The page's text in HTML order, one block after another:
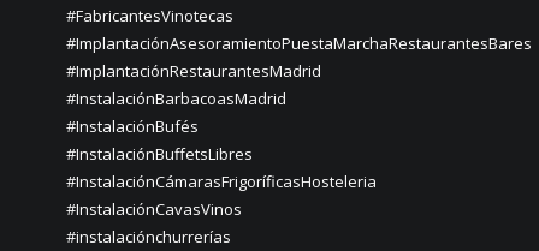
#FabricantesVinotecas
#ImplantaciónAsesoramientoPuestaMarchaRestaurantesBares
#ImplantaciónRestaurantesMadrid
#InstalaciónBarbacoasMadrid
#InstalaciónBufés
#InstalaciónBuffetsLibres
#InstalaciónCámarasFrigoríficasHosteleria
#InstalaciónCavasVinos
#instalaciónchurrerías